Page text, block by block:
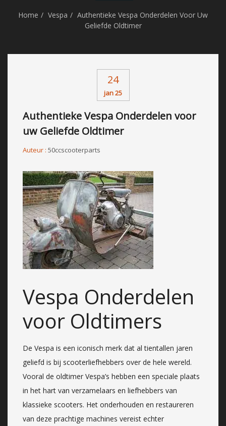
Home Vespa
Authentieke Vespa Onderdelen Voor Uw
Geliefde Oldtimer
24
jan 25
Authentieke Vespa Onderdelen voor
uw Geliefde Oldtimer
Auteur : 50ccscooterparts
Vespa Onderdelen
voor Oldtimers
De Vespa is een iconisch merk dat al tientallen jaren
geliefd is bij scooterliefhebbers over de hele wereld.
Vooral de oldtimer Vespa’s hebben een speciale plaats
in het hart van verzamelaars en liefhebbers van
klassieke scooters. Het onderhouden en restaureren
van deze prachtige machines vereist echter